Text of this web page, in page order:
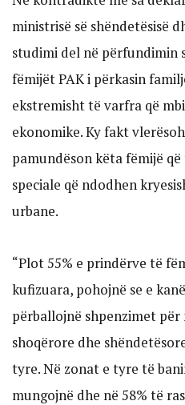
ministrisë së shëndetësisë
studimi del në përfundimin
fëmijët PAK i përkasin
ekstremisht të varfra që
ekonomike. Ky fakt
pamundëson këta fëmijë
speciale që ndodhen
urbane.
“Plot 55% e prindërve të
kufizuara, pohojnë se e
përballojnë shpenzimet për
shoqërore dhe
tyre. Në zonat e tyre të
mungojnë dhe në 58% të